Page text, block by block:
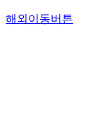
해외이동버튼